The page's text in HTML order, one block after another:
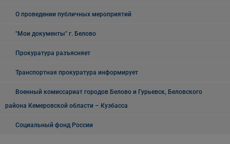
О проведении публичных мероприятий
"Мои документы" г. Белово
Прокуратура разъясняет
Транспортная прокуратура информирует
Военный комиссариат городов Белово и Гурьевск, Беловского
района Кемеровской области – Кузбасса
Социальный фонд России